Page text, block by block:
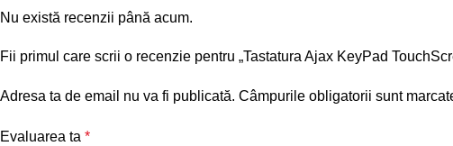
Nu există recenzii până acum.
Fii primul care scrii o recenzie pentru „Tastatura Ajax KeyPad
Adresa ta de email nu va fi publicată. Câmpurile obligatorii sunt
Evaluarea ta *